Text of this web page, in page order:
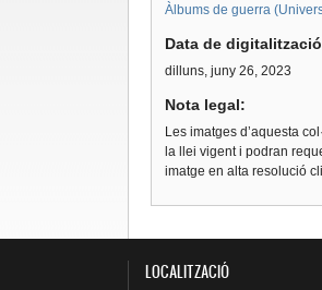
Àlbums de guerra
Data de
dilluns, juny 26, 2023
Nota legal:
Les imatges d’aquesta
la llei vigent i podran
imatge en alta resolució
LOCALITZACIÓ